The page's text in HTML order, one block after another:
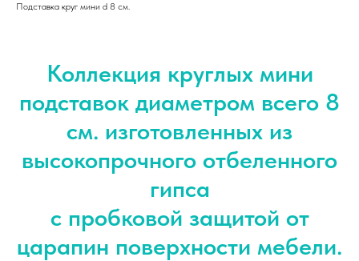
Подставка круг мини d 8 см.
Коллекция круглых мини
подставок диаметром всего 8
см. изготовленных из
высокопрочного отбеленного
гипса
с пробковой защитой от
царапин поверхности мебели.